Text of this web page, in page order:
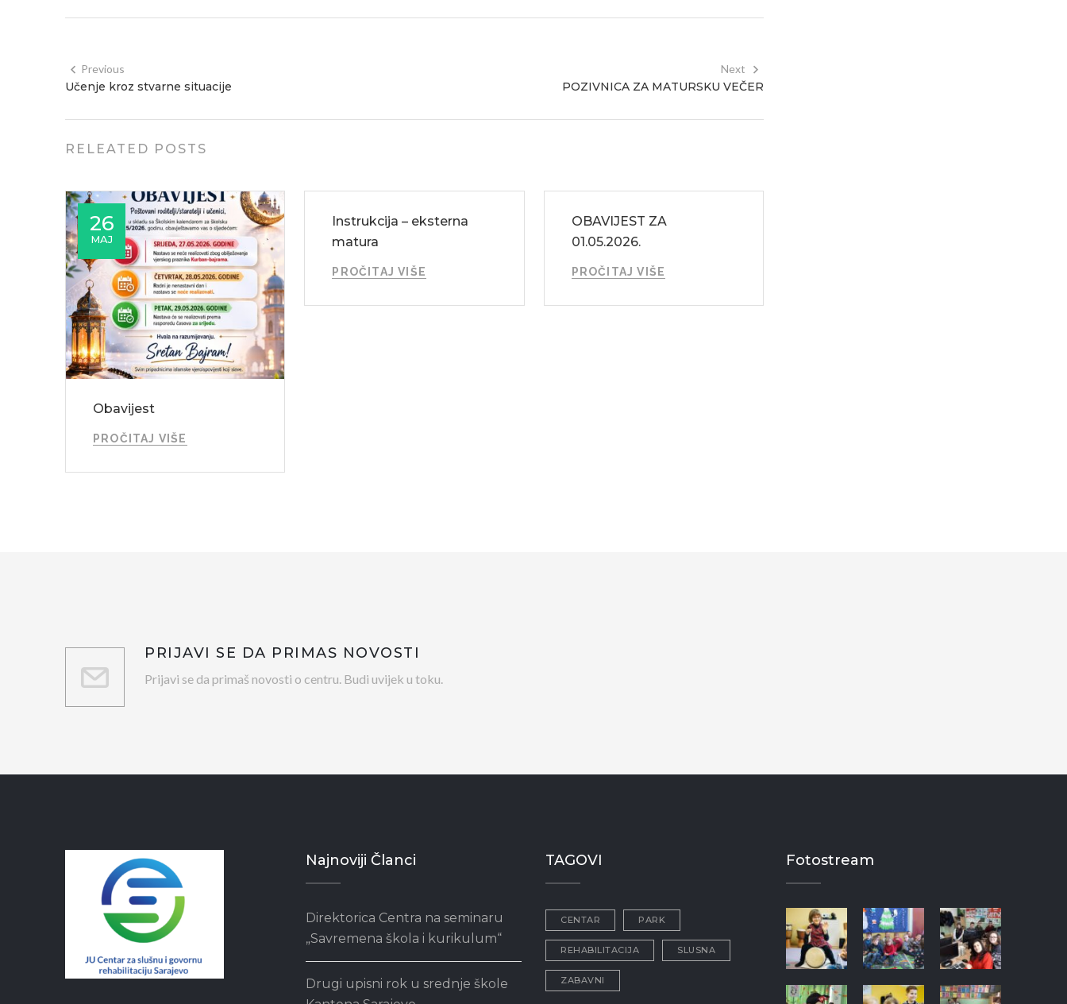
Previous
Učenje kroz stvarne situacije
Next
POZIVNICA ZA MATURSKU VEČER
RELEATED POSTS
26
MAJ
Obavijest
PROČITAJ VIŠE
Instrukcija – eksterna
matura
PROČITAJ VIŠE
OBAVIJEST ZA
01.05.2026.
PROČITAJ VIŠE
PRIJAVI SE DA PRIMAŠ NOVOSTI
Prijavi se da primaš novosti o centru. Budi uvijek u toku.
Najnoviji Članci
Direktorica Centra na seminaru
„Savremena škola i kurikulum“
Drugi upisni rok u srednje škole
TAGOVI
CENTAR PARK
REHABILITACIJA SLUSNA
ZABAVNI
Fotostream